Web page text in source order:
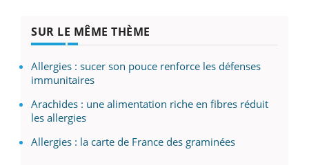
SUR LE MÊME THÈME
Allergies : sucer son pouce renforce les défenses
immunitaires
Arachides : une alimentation riche en fibres réduit
les allergies
Allergies : la carte de France des graminées